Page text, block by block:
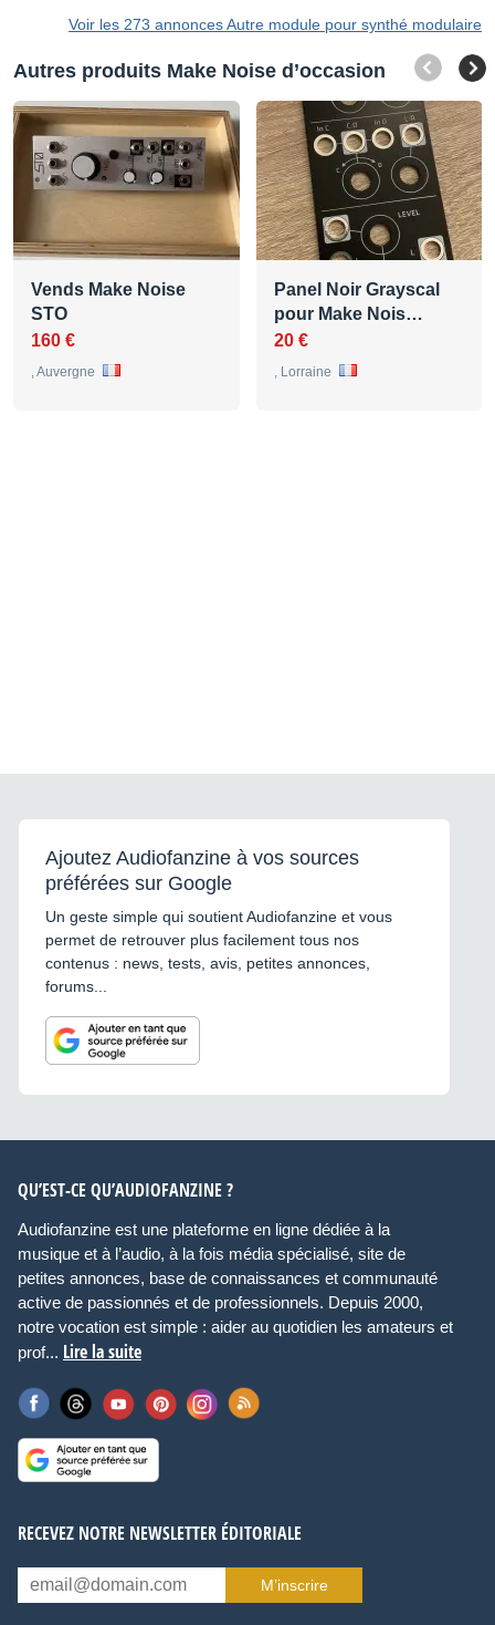
Voir les 273 annonces Autre module pour synthé modulaire
Autres produits Make Noise d’occasion
Vends Make Noise
STO
160 €
, Auvergne
Panel Noir Grayscal
pour Make Nois…
20 €
, Lorraine
Ajoutez Audiofanzine à vos sources
préférées sur Google
Un geste simple qui soutient Audiofanzine et vous
permet de retrouver plus facilement tous nos
contenus : news, tests, avis, petites annonces,
forums...
QU’EST-CE QU’AUDIOFANZINE ?
Audiofanzine est une plateforme en ligne dédiée à la
musique et à l’audio, à la fois média spécialisé, site de
petites annonces, base de connaissances et communauté
active de passionnés et de professionnels. Depuis 2000,
notre vocation est simple : aider au quotidien les amateurs et
prof... Lire la suite
RECEVEZ NOTRE NEWSLETTER ÉDITORIALE
M’inscrire